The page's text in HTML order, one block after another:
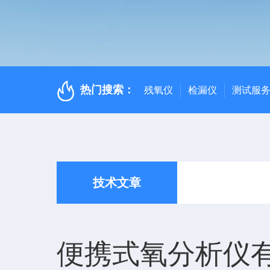
热门搜索： 残氧仪 检漏仪 测试服务
技术文章
便携式氧分析仪